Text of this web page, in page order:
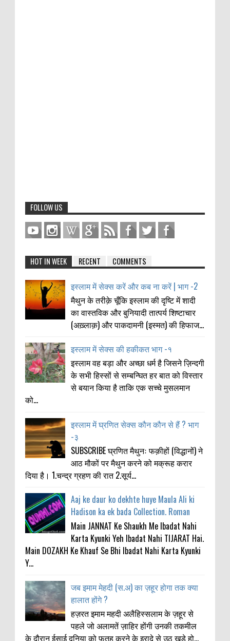
FOLLOW US
HOT IN WEEK RECENT COMMENTS
इस्लाम में सेक्स करें और कब ना करें | भाग -2
मैथुन के तरीक़े चूँकि इस्लाम की दृष्टि में शादी
का वास्तविक और बुनियादी तात्पर्य शिष्टाचार
(अख़्लाक़) और पाकदामनी (इस्मत) की हिफाज...
इस्लाम में सेक्स की हकीकत भाग -१
इस्लाम वह बड़ा और अच्छा धर्म है जिसने ज़िन्दगी
के सभी हिस्सों से सम्बन्घित हर बात को विस्तार
से बयान किया है ताकि एक सच्चे मुसलमान
को...
इस्लाम में घ्रणित सेक्स कौन कौन से हैं ? भाग
-३
SUBSCRIBE घ्रणित मैथुनः फक़ीहों (विद्धानों) ने
आठ मौकों पर मैथुन करने को मक्रूह करार
दिया है। 1.चन्द्र ग्रहण की रात 2.सूर्य...
Aaj ke daur ko dekhte huye Maula Ali ki
Hadison ka ek bada Collection. Roman
Main JANNAT Ke Shaukh Me Ibadat Nahi
Karta Kyunki Yeh Ibadat Nahi TIJARAT Hai.
Main DOZAKH Ke Khauf Se Bhi Ibadat Nahi Karta Kyunki
Y...
जब इमाम मेहदी (स.अ) का ज़हूर होगा तक क्या
हालात होंगे ?
हज़रत इमाम महदी अलैहिस्सलाम के ज़हूर से
पहले जो अलामतें ज़ाहिर होंगी उनकी तकमील
के दौरान ईसाई दुनिया को फ़तह करने के इरादे से उठ खड़े हो...